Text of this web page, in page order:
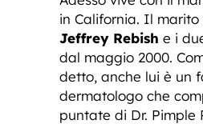
in California. Il marito
Jeffrey Rebish e i
dal maggio 2000.
detto, anche lui è un
dermatologo che
puntate di Dr. Pimple